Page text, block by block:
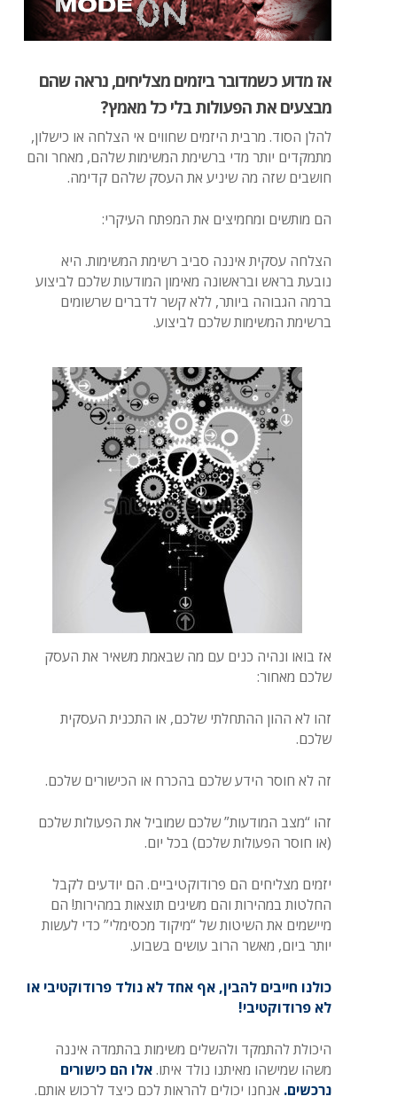
אז מדוע כשמדובר ביזמים מצליחים, נראה שהם
מבצעים את הפעולות בלי כל מאמץ?
להלן הסוד. מרבית היזמים שחווים אי הצלחה או כישלון,
מתמקדים יותר מדי ברשימת המשימות שלהם, מאחר והם
חושבים שזה מה שיניע את העסק שלהם קדימה.
הם מותשים ומחמיצים את המפתח העיקרי:
הצלחה עסקית איננה סביב רשימת המשימות. היא
נובעת בראש ובראשונה מאימון המודעות שלכם לביצוע
ברמה הגבוהה ביותר, ללא קשר לדברים שרשומים
ברשימת המשימות שלכם לביצוע.
אז בואו ונהיה כנים עם מה שבאמת משאיר את העסק
שלכם מאחור:
זהו לא ההון ההתחלתי שלכם, או התכנית העסקית
שלכם.
זה לא חוסר הידע שלכם בהכרח או הכישורים שלכם.
זהו “מצב המודעות” שלכם שמוביל את הפעולות שלכם
(או חוסר הפעולות שלכם) בכל יום.
יזמים מצליחים הם פרודוקטיביים. הם יודעים לקבל
החלטות במהירות והם משיגים תוצאות במהירות! הם
מיישמים את השיטות של “מיקוד מכסימלי” כדי לעשות
יותר ביום, מאשר הרוב עושים בשבוע.
כולנו חייבים להבין, אף אחד לא נולד פרודוקטיבי או
לא פרודוקטיבי!
היכולת להתמקד ולהשלים משימות בהתמדה איננה
משהו שמישהו מאיתנו נולד איתו.אלו הם כישורים
נרכשים. אנחנו יכולים להראות לכם כיצד לרכוש אותם.